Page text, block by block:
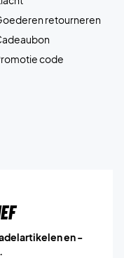
retourneren
code
en -